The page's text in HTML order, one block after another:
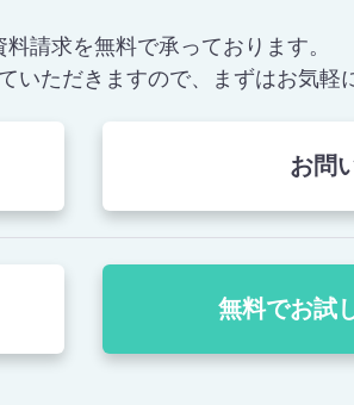
請求を無料で承っております。
いただきますので、まずはお気軽
お問
無料でお試